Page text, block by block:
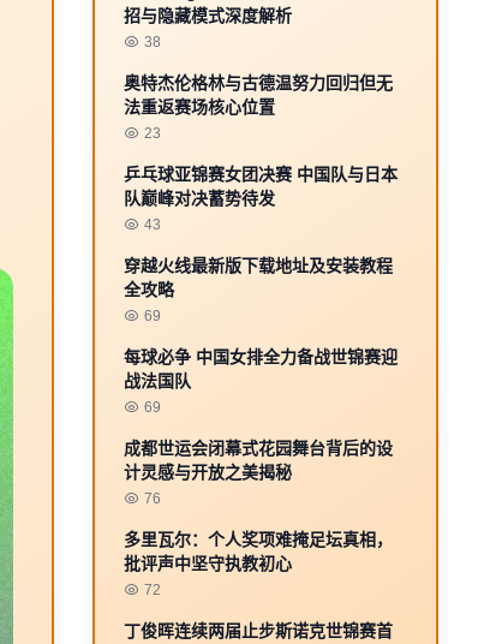
招与隐藏模式深度解析
38
奥特杰伦格林与古德温努力回归但无
法重返赛场核心位置
23
乒乓球亚锦赛女团决赛 中国队与日本
队巅峰对决蓄势待发
43
穿越火线最新版下载地址及安装教程
全攻略
69
每球必争 中国女排全力备战世锦赛迎
战法国队
69
成都世运会闭幕式花园舞台背后的设
计灵感与开放之美揭秘
76
多里瓦尔：个人奖项难掩足坛真相，
批评声中坚守执教初心
72
丁俊晖连续两届止步斯诺克世锦赛首